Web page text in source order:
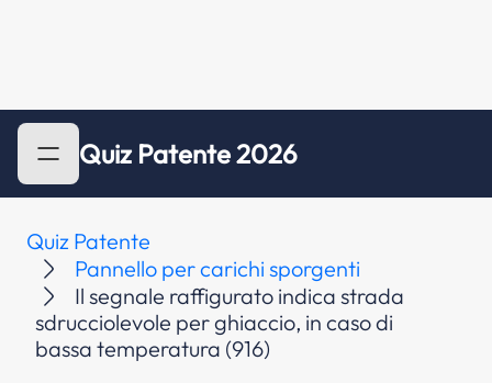
Quiz Patente 2026
Quiz Patente
Pannello per carichi sporgenti
Il segnale raffigurato indica strada
sdrucciolevole per ghiaccio, in caso di
bassa temperatura (916)